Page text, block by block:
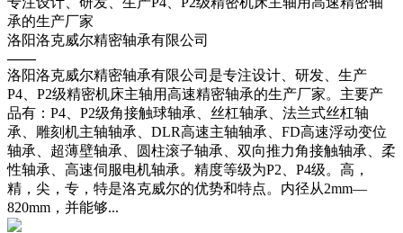
承的生产厂家
洛阳洛克威尔精密轴承有限公司
——
洛阳洛克威尔精密轴承有限公司是专注设计、研发、生产
P4、P2级精密机床主轴用高速精密轴承的生产厂家。主要产
品有：P4、P2级角接触球轴承、丝杠轴承、法兰式丝杠轴
承、雕刻机主轴轴承、DLR高速主轴轴承、FD高速浮动变位
轴承、超薄壁轴承、圆柱滚子轴承、双向推力角接触轴承、柔
性轴承、高速伺服电机轴承。精度等级为P2、P4级。高，
精，尖，专，特是洛克威尔的优势和特点。内径从2mm—
820mm，并能够...